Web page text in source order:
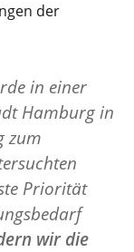
der
in einer
Hamburg in
zum
Priorität
wir die